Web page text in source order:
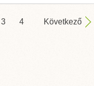
3 4 Következő